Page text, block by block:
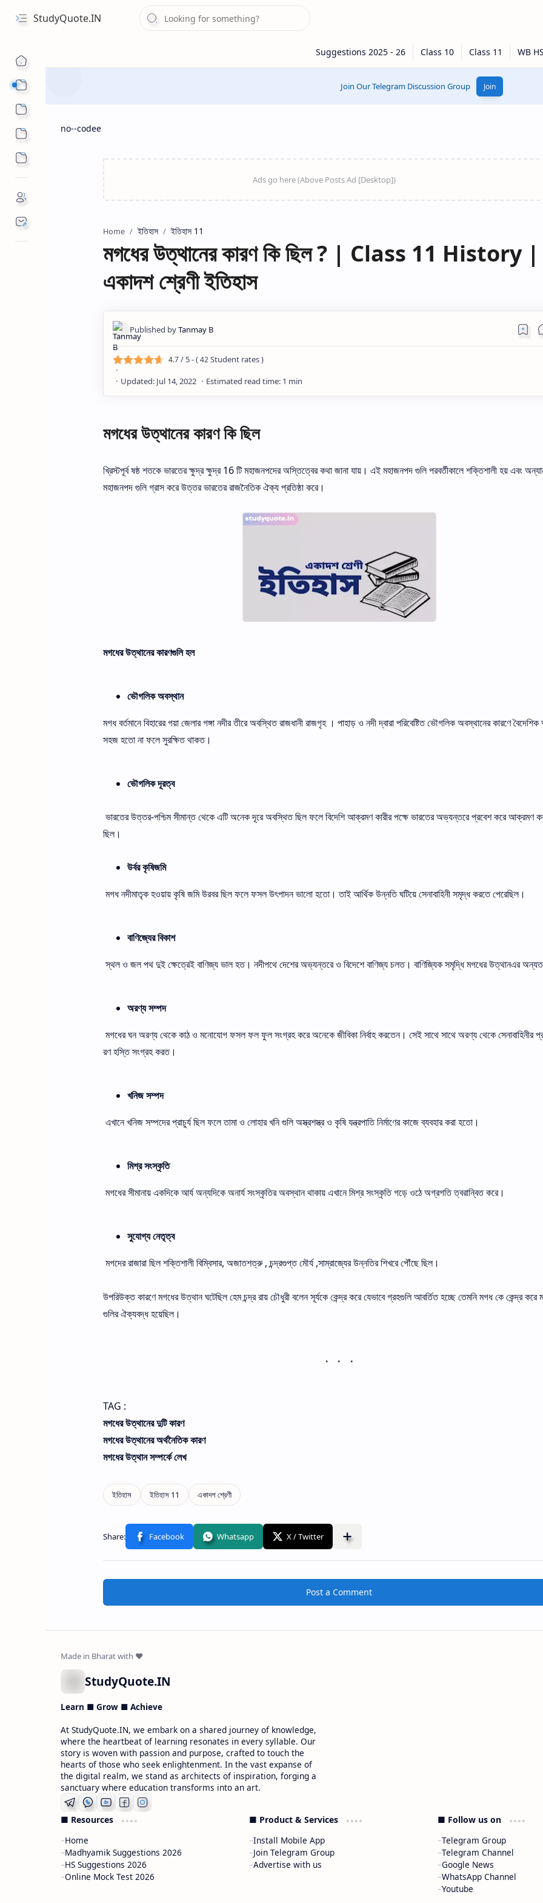
StudyQuote.IN
Join Our Telegram Discussion Group Join
no--codee
Home ইতিহাস ইতিহাস 11
মগধের উত্থানের কারণ কি ছিল ? | Class 11 History |
একাদশ শ্রেণী ইতিহাস
4.7/ 5 - (42Student rates )
মগধের উত্থানের কারণ কি ছিল
খ্রিস্টপূর্ব ষষ্ঠ শতকে ভারতের ক্ষুদ্র ক্ষুদ্র 16 টি মহাজনপদের অস্তিত্বের কথা জানা যায়। এই মহাজনপদ গুলি পরবর্তীকালে শক্তিশালী হয় এবং
মহাজনপদ গুলি গ্রাস করে উত্তর ভারতের রাজনৈতিক ঐক্য প্রতিষ্ঠা করে।
মগধের উত্থানের কারণগুলি হল
ভৌগলিক অবস্থান
মগধ বর্তমানে বিহারের গয়া জেলার গঙ্গা নদীর তীরে অবস্থিত রাজধানী রাজগৃহ । পাহাড় ও নদী দ্বারা পরিবেষ্টিত ভৌগলিক অবস্থানের কারণে
সহজ হতো না ফলে সুরক্ষিত থাকত।
ভৌগলিক দূরত্ব
ভারতের উত্তর-পশ্চিম সীমান্ত থেকে এটি অনেক দূরে অবস্থিত ছিল ফলে বিদেশি আক্রমণ কারীর পক্ষে ভারতের অভ্যন্তরে প্রবেশ করে আক্রমণ
ছিল।
উর্বর কৃষিজমি
মগধ নদীমাতৃক হওয়ায় কৃষি জমি উরবর ছিল ফলে ফসল উৎপাদন ভালো হতো। তাই আর্থিক উন্নতি ঘটিয়ে সেনাবাহিনী সমৃদ্ধ করতে পেরেছিল।
বাণিজ্যের বিকাশ
স্থল ও জল পথ দুই ক্ষেত্রেই বাণিজ্য ভাল হত। নদীপথে দেশের অভ্যন্তরে ও বিদেশে বাণিজ্য চলত। বাণিজ্যিক সমৃদ্ধি মগধের উত্থানএর
অরণ্য সম্পদ
মগধের ঘন অরণ্য থেকে কাঠ ও মনোযোগ ফসল ফল ফুল সংগ্রহ করে অনেকে জীবিকা নির্বাহ করতেন। সেই সাথে সাথে অরণ্য থেকে সেনাবাহিনীর
রণ হস্তি সংগ্রহ করত।
খনিজ সম্পদ
এখানে খনিজ সম্পদের প্রাচুর্য ছিল ফলে তামা ও লোহার খনি গুলি অস্ত্রশস্ত্র ও কৃষি যন্ত্রপাতি নির্মাণের কাজে ব্যবহার করা হতো।
মিশ্র সংস্কৃতি
মগধের সীমানায় একদিকে আর্য অন্যদিকে অনার্য সংস্কৃতির অবস্থান থাকায় এখানে মিশ্র সংস্কৃতি গড়ে ওঠে অগ্রগতি ত্বরান্বিত করে।
সুযোগ্য নেতৃত্ব
মগদের রাজারা ছিল শক্তিশালী বিম্বিসার, অজাতশত্রু , চন্দ্রগুপ্ত মৌর্য ,সাম্রাজ্যের উন্নতির শিখরে পৌঁছে ছিল।
উপরিউক্ত কারণে মগধের উত্থান ঘটেছিল হেম চন্দ্র রায় চৌধুরী বলেন সূর্যকে কেন্দ্র করে যেভাবে গ্রহগুলি আবর্তিত হচ্ছে তেমনি মগধ কে কেন্দ্র করে
গুলির ঐক্যবদ্ধ হয়েছিল।
TAG :
মগধের উত্থানের দুটি কারণ
মগধের উত্থানের অর্থনৈতিক কারণ
মগধের উত্থান সম্পর্কে লেখ
Post a Comment
StudyQuote.IN
Learn ■ Grow ■ Achieve
At StudyQuote.IN, we embark on a shared journey of knowledge,
where the heartbeat of learning resonates in every syllable. Our
story is woven with passion and purpose, crafted to touch the
hearts of those who seek enlightenment. In the vast expanse of
the digital realm, we stand as architects of inspiration, forging a
sanctuary where education transforms into an art.
■ Resources
Home
Madhyamik Suggestions 2026
HS Suggestions 2026
Online Mock Test 2026
■ Product & Services
Install Mobile App
Join Telegram Group
Advertise with us
■ Follow us on
Telegram Group
Telegram Channel
Google News
WhatsApp Channel
Youtube